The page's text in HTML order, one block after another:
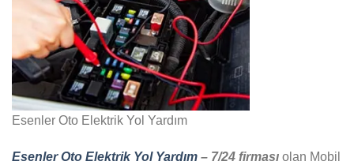
Esenler Oto Elektrik Yol Yardım
Esenler Oto Elektrik Yol Yardım – 7/24 firması olan Mobil